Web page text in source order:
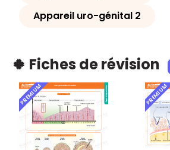
Appareil uro-génital 2
🍀 Fiches de révision
PREMIUM PREMIUM